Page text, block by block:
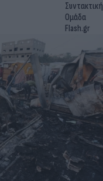
Συντακτική
Ομάδα
Flash.gr